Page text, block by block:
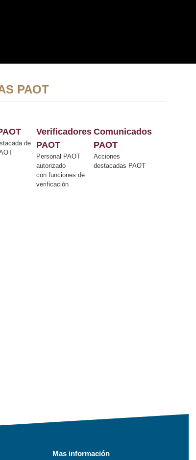
PAOT
de
Verificadores
PAOT
Personal PAOT
autorizado
con funciones de
verificación
Comunicados
PAOT
Acciones
destacadas PAOT
Mas información